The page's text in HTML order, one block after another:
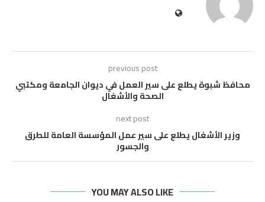
previous post
محافظ شبوة يطلع على سير العمل في ديوان الجامعة ومكتبي
الصحة والأشغال
next post
وزير الأشغال يطلع على سير عمل المؤسسة العامة للطرق
والجسور
YOU MAY ALSO LIKE